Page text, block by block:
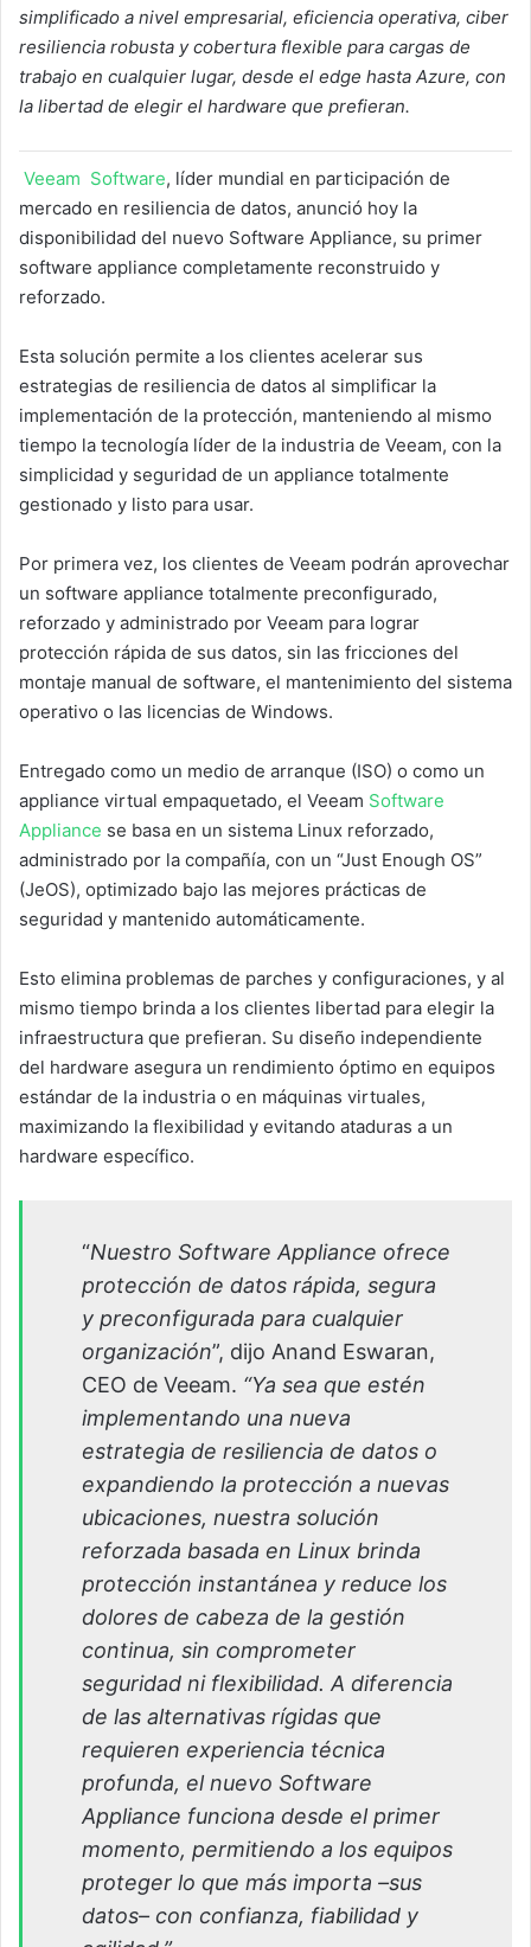
simplificado a nivel empresarial, eficiencia operativa, ciber
resiliencia robusta y cobertura flexible para cargas de
trabajo en cualquier lugar, desde el edge hasta Azure, con
la libertad de elegir el hardware que prefieran.
Veeam Software, líder mundial en participación de
mercado en resiliencia de datos, anunció hoy la
disponibilidad del nuevo Software Appliance, su primer
software appliance completamente reconstruido y
reforzado.
Esta solución permite a los clientes acelerar sus
estrategias de resiliencia de datos al simplificar la
implementación de la protección, manteniendo al mismo
tiempo la tecnología líder de la industria de Veeam, con la
simplicidad y seguridad de un appliance totalmente
gestionado y listo para usar.
Por primera vez, los clientes de Veeam podrán aprovechar
un software appliance totalmente preconfigurado,
reforzado y administrado por Veeam para lograr
protección rápida de sus datos, sin las fricciones del
montaje manual de software, el mantenimiento del sistema
operativo o las licencias de Windows.
Entregado como un medio de arranque (ISO) o como un
appliance virtual empaquetado, el Veeam Software
Appliance se basa en un sistema Linux reforzado,
administrado por la compañía, con un “Just Enough OS”
(JeOS), optimizado bajo las mejores prácticas de
seguridad y mantenido automáticamente.
Esto elimina problemas de parches y configuraciones, y al
mismo tiempo brinda a los clientes libertad para elegir la
infraestructura que prefieran. Su diseño independiente
del hardware asegura un rendimiento óptimo en equipos
estándar de la industria o en máquinas virtuales,
maximizando la flexibilidad y evitando ataduras a un
hardware específico.
“Nuestro Software Appliance ofrece
protección de datos rápida, segura
y preconfigurada para cualquier
organización”, dijo Anand Eswaran,
CEO de Veeam. “Ya sea que estén
implementando una nueva
estrategia de resiliencia de datos o
expandiendo la protección a nuevas
ubicaciones, nuestra solución
reforzada basada en Linux brinda
protección instantánea y reduce los
dolores de cabeza de la gestión
continua, sin comprometer
seguridad ni flexibilidad. A diferencia
de las alternativas rígidas que
requieren experiencia técnica
profunda, el nuevo Software
Appliance funciona desde el primer
momento, permitiendo a los equipos
proteger lo que más importa –sus
datos– con confianza, fiabilidad y